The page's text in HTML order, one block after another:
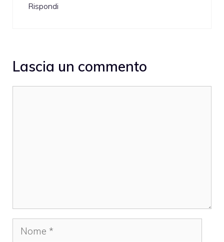
Rispondi
Lascia un commento
Nome